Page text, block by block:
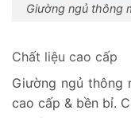
Giường ngủ thông
Chất liệu cao cấp
Giường ngủ thông
cao cấp & bền bỉ.